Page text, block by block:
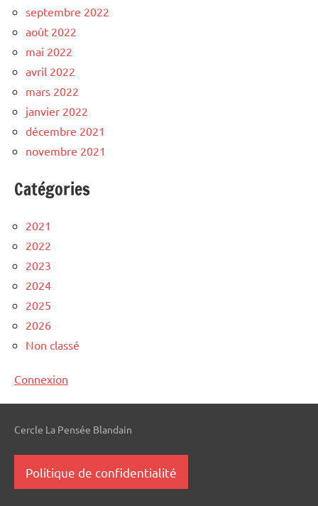
septembre 2022
août 2022
mai 2022
avril 2022
mars 2022
janvier 2022
décembre 2021
novembre 2021
Catégories
2021
2022
2023
2024
2025
2026
Non classé
Connexion
Cercle La Pensée Blandain
Politique de confidentialité